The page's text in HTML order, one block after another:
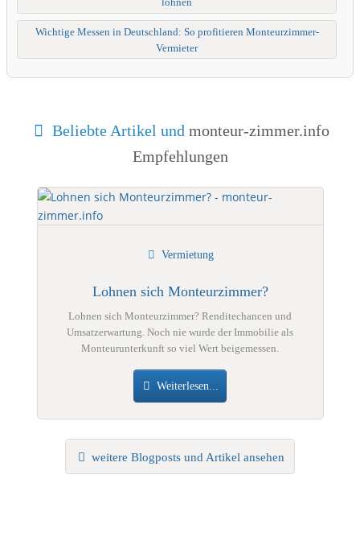
Beliebte Artikel undmonteur-zimmer.info
Empfehlungen
Lohnen sich Monteurzimmer?
Vermietung
Lohnen sich Monteurzimmer? Renditechancen und
Umsatzerwartung. Noch nie wurde der Immobilie als
Monteurunterkunft so viel Wert beigemessen.
Weiterlesen...
weitere Blogposts und Artikel ansehen
lohnen
Wichtige Messen in Deutschland: So profitieren Monteurzimmer-
Vermieter